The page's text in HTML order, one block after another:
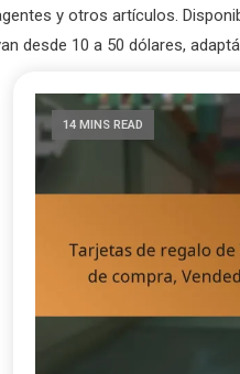
y otros artículos.
desde 10 a 50 dólares,
14 MINS READ